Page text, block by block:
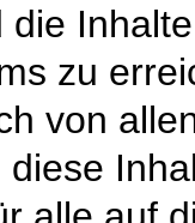
die
zu
von